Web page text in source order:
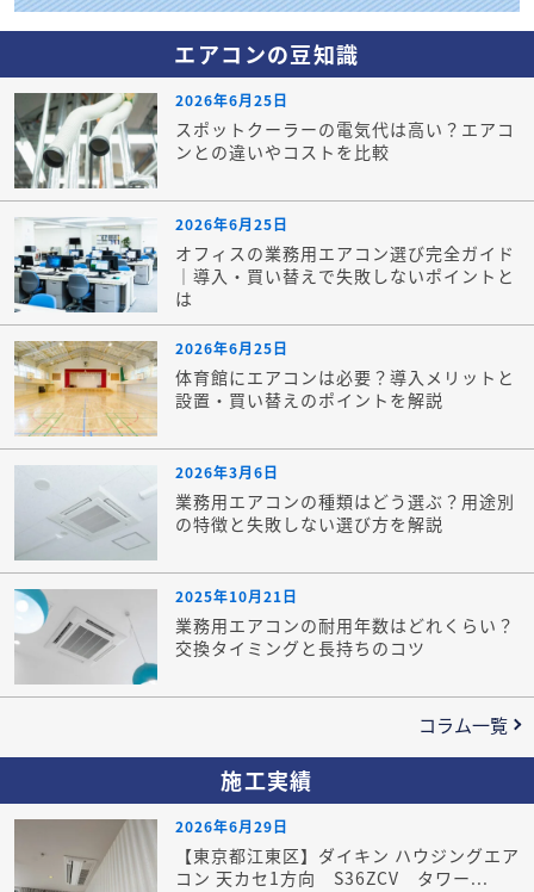
エアコンの豆知識
2026年6月25日
スポットクーラーの電気代は高い？エアコ
ンとの違いやコストを比較
2026年6月25日
オフィスの業務用エアコン選び完全ガイド
｜導入・買い替えで失敗しないポイントと
は
2026年6月25日
体育館にエアコンは必要？導入メリットと
設置・買い替えのポイントを解説
2026年3月6日
業務用エアコンの種類はどう選ぶ？用途別
の特徴と失敗しない選び方を解説
2025年10月21日
業務用エアコンの耐用年数はどれくらい？
交換タイミングと長持ちのコツ
コラム一覧
施工実績
2026年6月29日
【東京都江東区】ダイキン ハウジングエア
コン 天カセ1方向 S36ZCV タワー...